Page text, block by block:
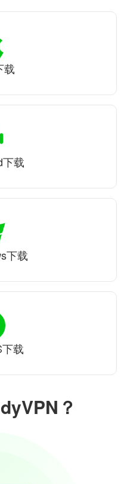
？
载
载
下载
载